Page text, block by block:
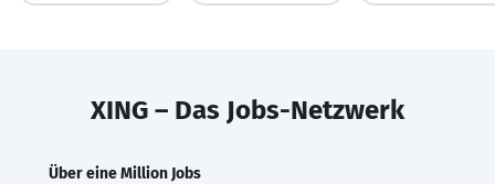
XING – Das Jobs-Netzwerk
Über eine Million Jobs